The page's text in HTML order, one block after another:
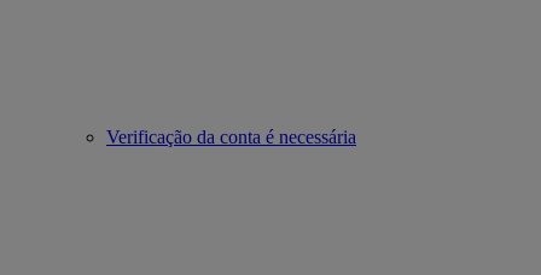
Verificação da conta é necessária